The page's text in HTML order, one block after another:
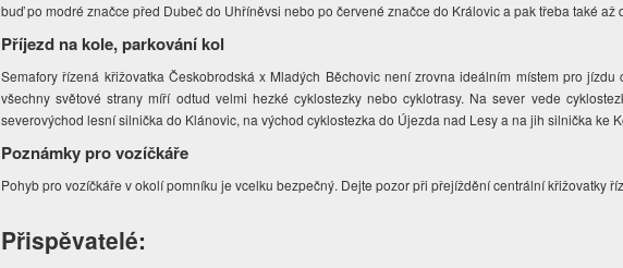
buď po modré značce před Dubeč do Uhříněvsi nebo po červené značce do Královic a pak třeba také až
Příjezd na kole, parkování kol
Semafory řízená křižovatka Českobrodská x Mladých Běchovic není zrovna ideálním místem pro jízdu
všechny světové strany míří odtud velmi hezké cyklostezky nebo cyklotrasy. Na sever vede
severovýchod lesní silnička do Klánovic, na východ cyklostezka do Újezda nad Lesy a na jih silnička ke
Poznámky pro vozíčkáře
Pohyb pro vozíčkáře v okolí pomníku je vcelku bezpečný. Dejte pozor při přejíždění centrální křižovatky
Přispěvatelé: